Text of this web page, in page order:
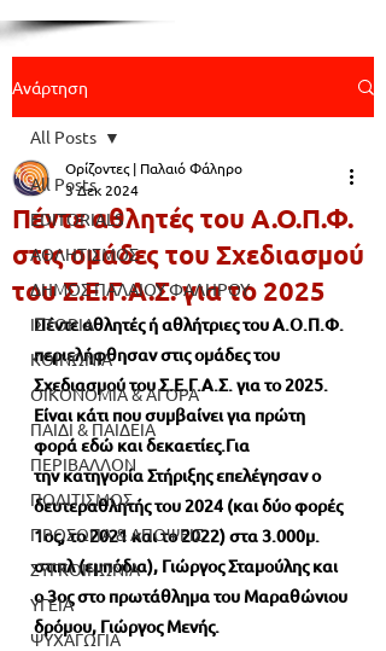
Ανάρτηση
All Posts
EDITORIALS
ΑΘΛΗΤΙΣΜΟΣ
ΔΗΜΟΣ ΠΑΛΑΙΟΥ ΦΑΛΗΡΟΥ
ΙΣΤΟΡΙΑ
ΚΟΙΝΩΝΙΑ
ΟΙΚΟΝΟΜΙΑ & ΑΓΟΡΑ
ΠΑΙΔΙ & ΠΑΙΔΕΙΑ
ΠΕΡΙΒΑΛΛΟΝ
ΠΟΛΙΤΙΣΜΟΣ
ΠΡΟΣΩΠΑ & ΑΠΟΨΕΙΣ
ΣΥΓΚΟΙΝΩΝΙΑ
ΥΓΕΙΑ
ΨΥΧΑΓΩΓΙΑ
All Posts
Πέντε αθλητές του Α.Ο.Π.Φ.
στις ομάδες του Σχεδιασμού
του Σ.Ε.Γ.Α.Σ. για το 2025
Ορίζοντες | Παλαιό Φάληρο
3 Δεκ 2024
Πέντε αθλητές ή αθλήτριες του Α.Ο.Π.Φ.
περιελήφθησαν στις ομάδες του
Σχεδιασμού του Σ.Ε.Γ.Α.Σ. για το 2025.
Είναι κάτι που συμβαίνει για πρώτη
φορά εδώ και δεκαετίες.Για
την κατηγορία Στήριξης επελέγησαν ο
δευτεραθλητής του 2024 (και δύο φορές
1ος, το 2021 και το 2022) στα 3.000μ.
στιπλ (εμπόδια), Γιώργος Σταμούλης και
ο 3ος στο πρωτάθλημα του Μαραθώνιου
δρόμου, Γιώργος Μενής.